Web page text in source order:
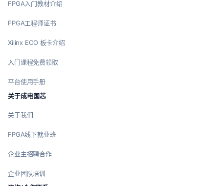
FPGA入门教材介绍
FPGA工程师证书
Xilinx ECO 板卡介绍
入门课程免费领取
平台使用手册
关于成电国芯
关于我们
FPGA线下就业班
企业主招聘合作
企业团队培训